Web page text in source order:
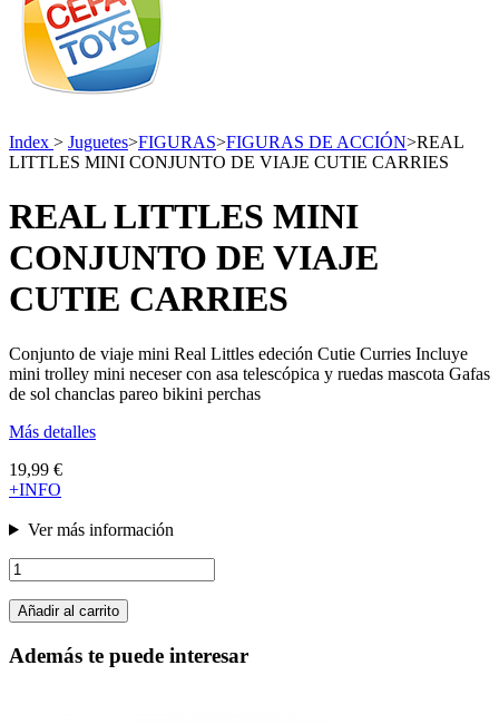
Index > Juguetes>FIGURAS>FIGURAS DE ACCIÓN>REAL
LITTLES MINI CONJUNTO DE VIAJE CUTIE CARRIES
REAL LITTLES MINI
CONJUNTO DE VIAJE
CUTIE CARRIES
Conjunto de viaje mini Real Littles edeción Cutie Curries Incluye
mini trolley mini neceser con asa telescópica y ruedas mascota Gafas
de sol chanclas pareo bikini perchas
Más detalles
19,99 €
+INFO
Ver más información
Añadir al carrito
Además te puede interesar